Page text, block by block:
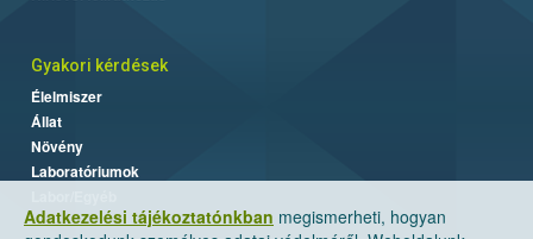
Adatkezelési tájékoztatónkban megismerheti, hogyan
Gyakori kérdések
Élelmiszer
Állat
Növény
Laboratóriumok